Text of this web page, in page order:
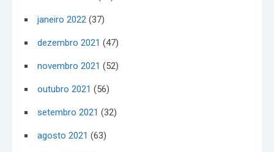
janeiro 2022 (37)
dezembro 2021 (47)
novembro 2021 (52)
outubro 2021 (56)
setembro 2021 (32)
agosto 2021 (63)